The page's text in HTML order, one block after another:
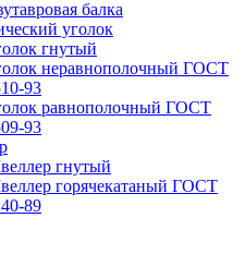
балка
уголок
гнутый
неравнополочный ГОСТ
93
равнополочный ГОСТ
93
гнутый
горячекатаный ГОСТ
89